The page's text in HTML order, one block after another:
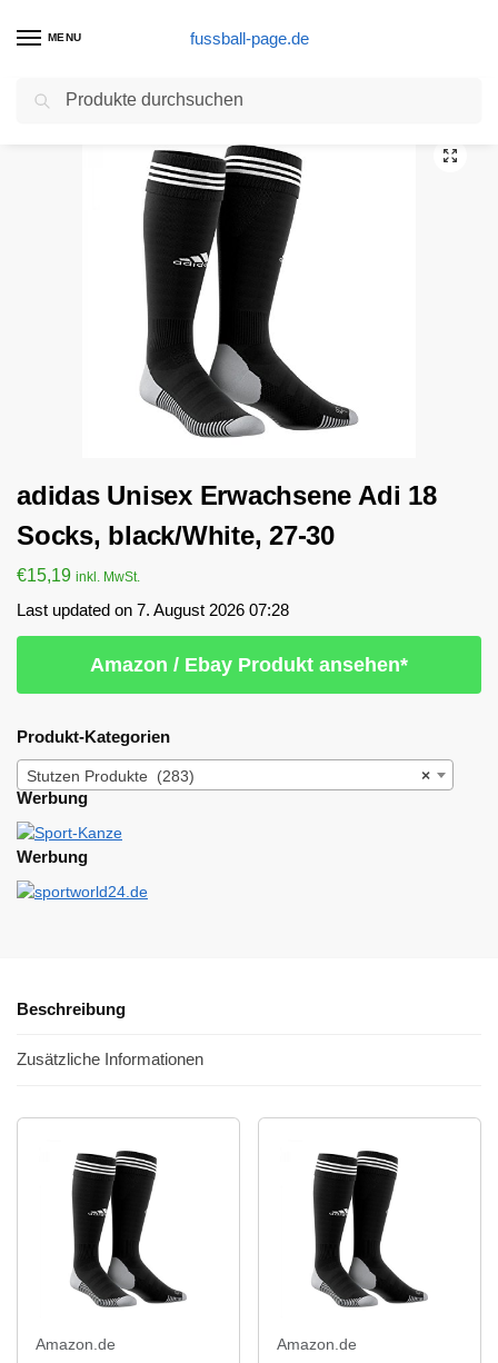
MENU fussball-page.de
Start Stutzen Produkte / adidas Unisex Erwachsene Adi 18 Socks, black/White, 27-30
adidas Unisex Erwachsene Adi 18
Socks, black/White, 27-30
€15,19 inkl. MwSt.
Last updated on 7. August 2026 07:28
Amazon / Ebay Produkt ansehen*
Produkt-Kategorien
×
Stutzen Produkte (283)
Werbung
Werbung
Beschreibung
Zusätzliche Informationen
Amazon.de Amazon.de